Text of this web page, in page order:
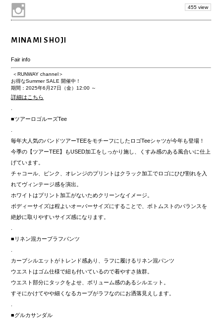
455 view
MINAMI SHOJI
Fair info
＜RUNWAY channel＞
お得なSummer SALE 開催中！
期間：2025年6月27日（金）12:00 ～
詳細はこちら
■ツアーロゴルーズTee
毎年大人気のバンドツアーTEEをモチーフにしたロゴTeeシャツが今年も登場！
今季の【ツアーTEE】もUSED加工をしっかり施し、くすみ感のある風合いに仕上
げています。
チャコール、ピンク、オレンジのプリントはクラック加工でロゴにひび割れを入
れてヴィンテージ感を演出。
ホワイトはプリント加工がないためクリーンなイメージ。
ボディーサイズは程よいオーバーサイズにすることで、ボトムストのバランスを
絶妙に取りやすいサイズ感になります。
■リネン混カーブラフパンツ
カーブシルエットがトレンド感あり、ラフに履けるリネン混パンツ
ウエストはゴム仕様で紐も付いているので着やすさ抜群。
ウエスト部分にタックをよせ、ボリューム感のあるシルエット。
すそにかけてやや細くなるカーブがラフなのにお洒落見えします。
■グルカサンダル